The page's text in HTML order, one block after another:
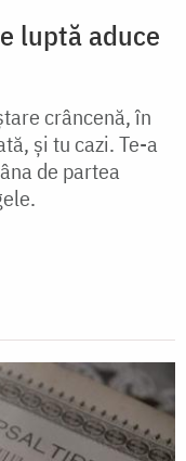
luptă aduce
crâncenă, în
şi tu cazi. Te-a
de partea